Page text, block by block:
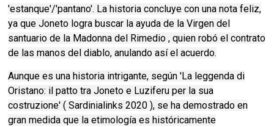
'estanque'/'pantano'. La historia concluye con una nota feliz,
ya que Joneto logra buscar la ayuda de la Virgen del
santuario de la Madonna del Rimedio , quien robó el contrato
de las manos del diablo, anulando así el acuerdo.
Aunque es una historia intrigante, según 'La leggenda di
Oristano: il patto tra Joneto e Luziferu per la sua
costruzione' ( Sardinialinks 2020 ), se ha demostrado en
gran medida que la etimología es históricamente